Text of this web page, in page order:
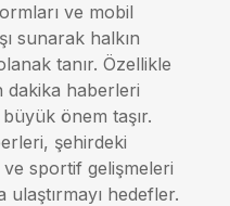
ve mobil
sunarak halkın
tanır. Özellikle
dakika haberleri
önem taşır.
şehirdeki
sportif gelişmeleri
ulaştırmayı hedefler.